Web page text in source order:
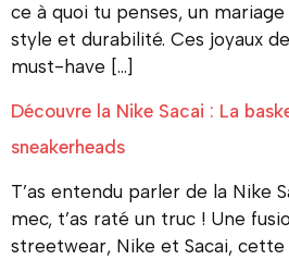
ce à quoi tu penses, un
style et durabilité. Ces joyaux
must-have […]
Découvre la Nike Sacai : La
sneakerheads
T’as entendu parler de la Nike
mec, t’as raté un truc ! Une
streetwear, Nike et Sacai,